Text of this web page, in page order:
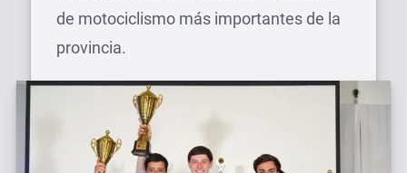
de motociclismo más importantes de la
provincia.